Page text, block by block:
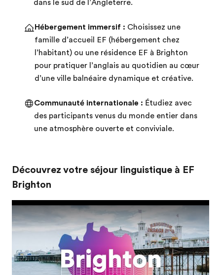
dans le sud de l’Angleterre.
Hébergement immersif : Choisissez une
famille d’accueil EF (hébergement chez
l’habitant) ou une résidence EF à Brighton
pour pratiquer l’anglais au quotidien au cœur
d’une ville balnéaire dynamique et créative.
Communauté internationale : Étudiez avec
des participants venus du monde entier dans
une atmosphère ouverte et conviviale.
Découvrez votre séjour linguistique à EF
Brighton